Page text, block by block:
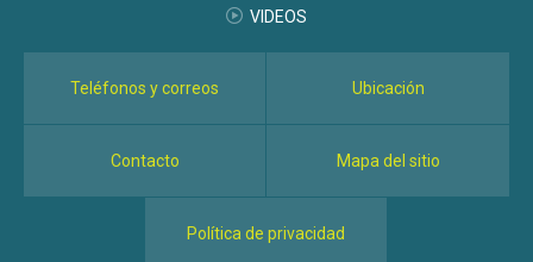
VIDEOS
Teléfonos y correos Ubicación
Contacto Mapa del sitio
Política de privacidad